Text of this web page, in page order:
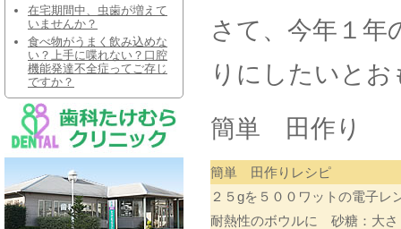
さて、今年１
りにしたいと
簡単 田作り
簡単 田作りレシピ
２５gを５００ワットの電子
耐熱性のボウルに 砂糖：大
在宅期間中、虫歯が増えて
いませんか？
食べ物がうまく飲み込めな
い？上手に喋れない？口腔
機能発達不全症ってご存じ
ですか？